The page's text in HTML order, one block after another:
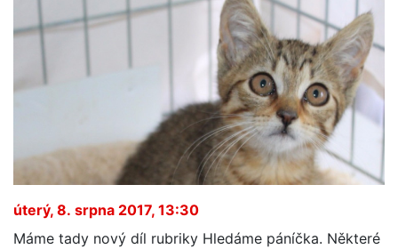
úterý, 8. srpna 2017, 13:30
Máme tady nový díl rubriky Hledáme páníčka. Některé